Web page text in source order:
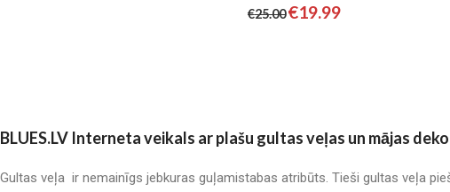
€25.00€19.99
BLUES.LV Interneta veikals ar plašu gultas veļas un mājas
Gultas veļa ir nemainīgs jebkuras guļamistabas atribūts. Tieši gultas veļa